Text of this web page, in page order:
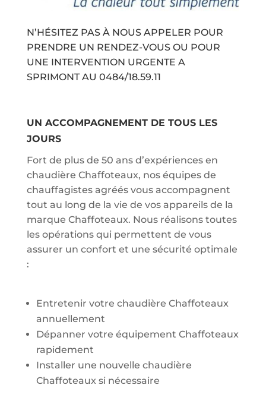
N’HÉSITEZ PAS À NOUS APPELER POUR
PRENDRE UN RENDEZ-VOUS OU POUR
UNE INTERVENTION URGENTE A
SPRIMONT AU 0484/18.59.11
UN ACCOMPAGNEMENT DE TOUS LES
JOURS
Fort de plus de 50 ans d’expériences en
chaudière Chaffoteaux, nos équipes de
chauffagistes agréés vous accompagnent
tout au long de la vie de vos appareils de la
marque Chaffoteaux. Nous réalisons toutes
les opérations qui permettent de vous
assurer un confort et une sécurité optimale
:
Entretenir votre chaudière Chaffoteaux
annuellement
Dépanner votre équipement Chaffoteaux
rapidement
Installer une nouvelle chaudière
Chaffoteaux si nécessaire